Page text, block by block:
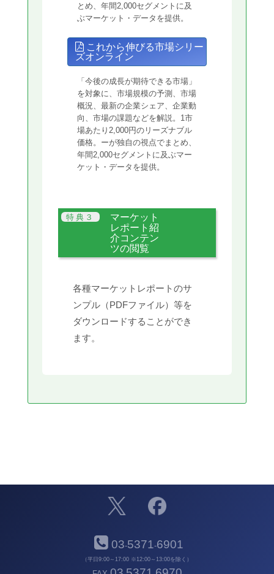
とめ、年間2,000セグメントに及
ぶマーケット・データを提供。
これから伸びる市場シリー
ズオンライン
「今後の成長が期待できる市場」
を対象に、市場規模の予測、市場
概況、最新の企業シェア、企業動
向、市場の課題などを解説。1市
場あたり2,000円のリーズナブル
価格。ーが独自の視点でまとめ、
年間2,000セグメントに及ぶマー
ケット・データを提供。
マーケット
レポート紹
介コンテン
ツの閲覧
各種マーケットレポートのサ
ンプル（PDFファイル）等を
ダウンロードすることができ
ます。
03-5371-6901
（平日9:00～17:00 ※12:00～13:00を除く）